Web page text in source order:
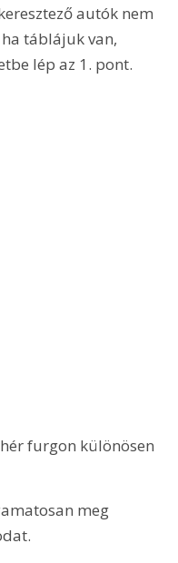
táblájuk van,
lép az 1. pont.
furgon különösen
meg